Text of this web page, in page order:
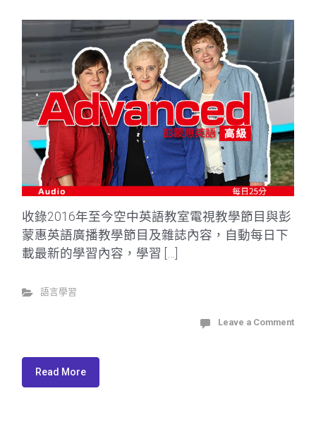
收錄2016年至今空中英語教室電視教學節目與彭
蒙惠英語廣播教學節目及雜誌內容，自動每日下
載最新的學習內容，學習 […]
語言學習
Leave a Comment
Read More